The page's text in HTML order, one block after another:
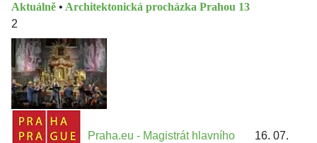
Aktuálně • Architektonická procházka Prahou 13
2
Praha.eu - Magistrát hlavního
16. 07.